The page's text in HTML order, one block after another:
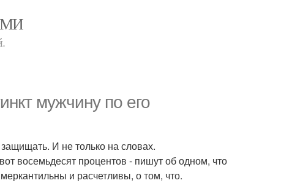
мужчину по его
И не только на словах.
восемьдесят процентов - пишут об одном, что
и расчетливы, о том, что.